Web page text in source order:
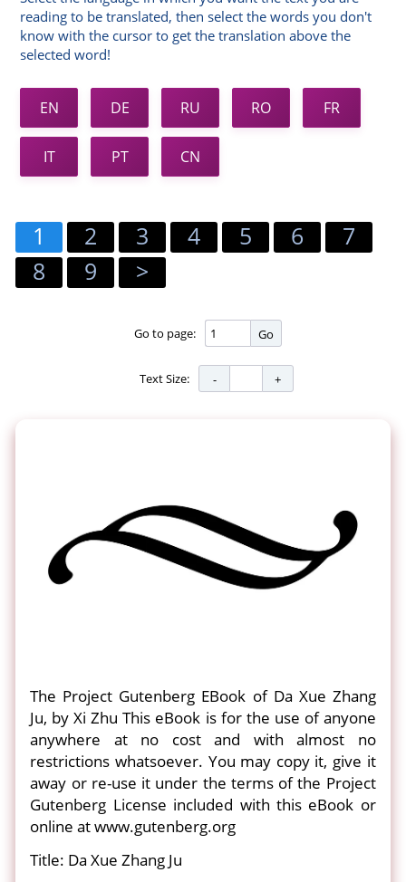
reading to be translated, then select the words you don't
know with the cursor to get the translation above the
selected word!
EN DE RU RO FR
IT PT CN
1 2 3 4 5 6
7
8
9 >
Go to page: Go
Text Size:
The Project Gutenberg EBook of Da Xue Zhang
Ju, by Xi Zhu This eBook is for the use of anyone
anywhere at no cost and with almost no
restrictions whatsoever. You may copy it, give it
away or re-use it under the terms of the Project
Gutenberg License included with this eBook or
online at www.gutenberg.org
Title: Da Xue Zhang Ju